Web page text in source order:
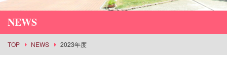
NEWS
TOP NEWS 2023年度